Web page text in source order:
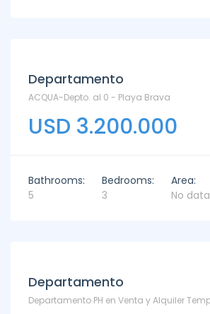
Departamento
ACQUA-Depto. al 0 - Playa Brava
USD 3.200.000
Bathrooms:
5
Bedrooms:
3
Area:
No data
Departamento